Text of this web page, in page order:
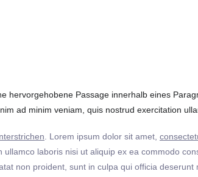
hervorgehobene Passage innerhalb eines
ad minim veniam, quis nostrud exercitation
. Lorem ipsum dolor sit amet,
laboris nisi ut aliquip ex ea commodo
non proident, sunt in culpa qui officia